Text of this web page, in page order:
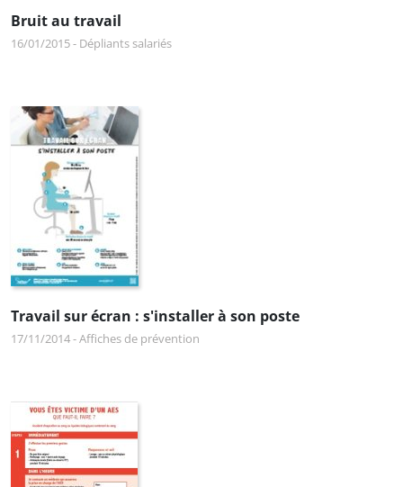
Bruit au travail
16/01/2015- Dépliants salariés
Travail sur écran : s'installer à son poste
17/11/2014-Affiches de prévention